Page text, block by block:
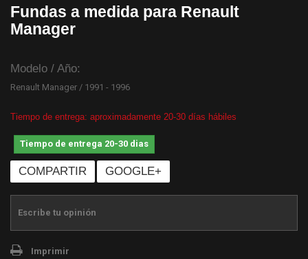
Fundas a medida para Renault
Manager
Modelo / Año:
Renault Manager / 1991 - 1996
Tiempo de entrega: aproximadamente 20-30 días hábiles
Tiempo de entrega 20-30 dias
COMPARTIR GOOGLE+
Escribe tu opinión
Imprimir